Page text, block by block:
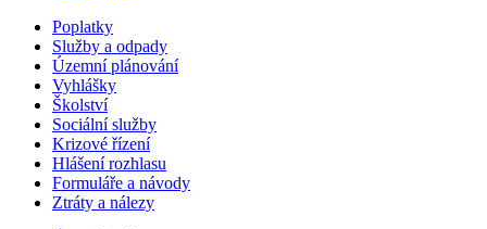
Poplatky
Služby a odpady
Územní plánování
Vyhlášky
Školství
Sociální služby
Krizové řízení
Hlášení rozhlasu
Formuláře a návody
Ztráty a nálezy